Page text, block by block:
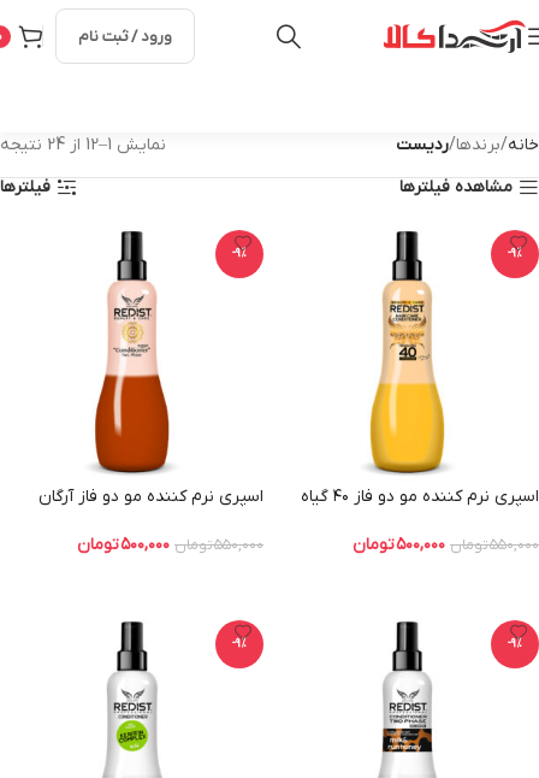
ورود / ثبت نام
خانه برندها ردیست
نمایش 1–12 از 24 نتیجه
مشاهده فیلترها
فیلترها
-9%
اسپری نرم کننده مو دو فاز ۴۰ گیاه
۵۵۰,۰۰۰تومان ۵۰۰,۰۰۰تومان
-9%
اسپری نرم کننده مو دو فاز آرگان
۵۵۰,۰۰۰تومان ۵۰۰,۰۰۰تومان
-9%
-9%